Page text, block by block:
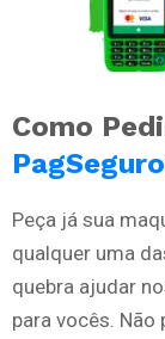
Como
PagSeguro
Peça já sua
qualquer uma
quebra ajudar
para vocês. Não